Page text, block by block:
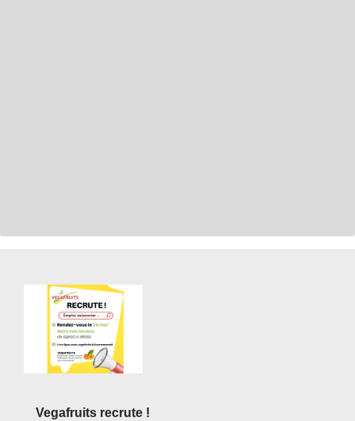
Vegafruits recrute !